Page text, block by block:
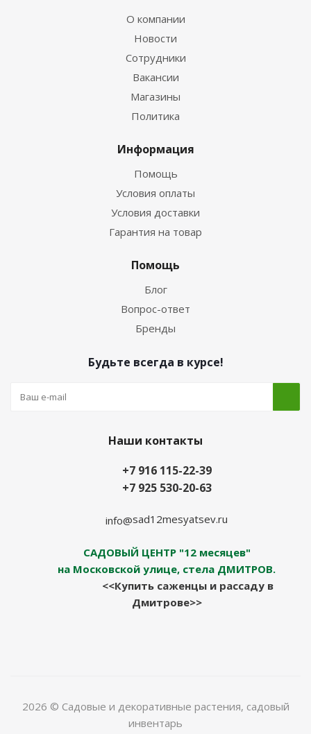
О компании
Новости
Сотрудники
Вакансии
Магазины
Политика
Информация
Помощь
Условия оплаты
Условия доставки
Гарантия на товар
Помощь
Блог
Вопрос-ответ
Бренды
Будьте всегда в курсе!
Наши контакты
+7 916 115-22-39
+7 925 530-20-63
info@sad12mesyatsev.ru
САДОВЫЙ ЦЕНТР "12 месяцев"
на Московской улице, стела ДМИТРОВ.
<<Купить саженцы и рассаду в
Дмитрове>>
2026 © Садовые и декоративные растения, садовый
инвентарь